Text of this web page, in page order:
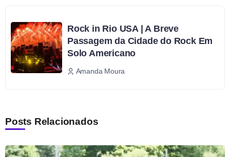
Rock in Rio USA | A Breve
Passagem da Cidade do Rock Em
Solo Americano
Amanda Moura
Posts Relacionados